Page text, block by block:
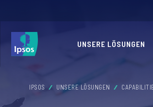
UNSERE LÖSUNGEN
IPSOS UNSERE LÖSUNGEN